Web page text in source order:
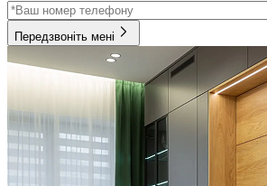
Передзвоніть мені